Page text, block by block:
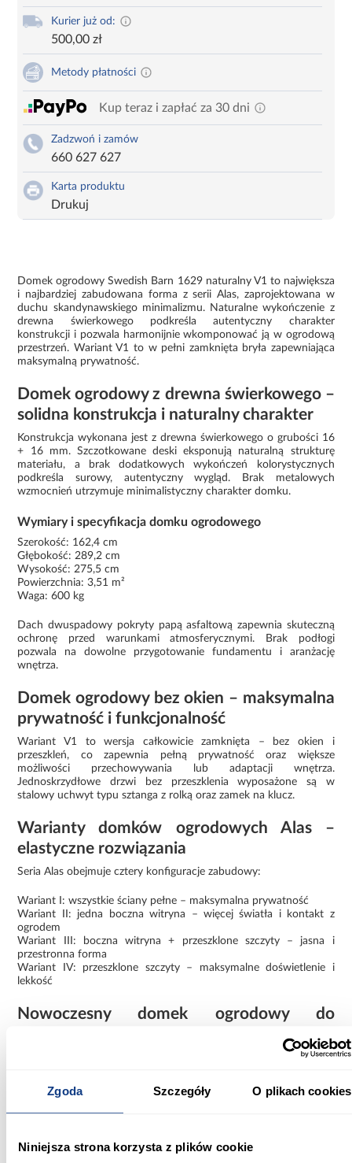
Zgoda Szczegóły O plikach cookies
Niniejsza strona korzysta z plików cookie
Kurier już od:
500,00 zł
Metody płatności
Kup teraz i zapłać za 30 dni
Zadzwoń i zamów
660 627 627
Karta produktu
Drukuj
Domek ogrodowy Swedish Barn 1629 naturalny V1 to największa
i najbardziej zabudowana forma z serii Alas, zaprojektowana w
duchu skandynawskiego minimalizmu. Naturalne wykończenie z
drewna świerkowego podkreśla autentyczny charakter
konstrukcji i pozwala harmonijnie wkomponować ją w ogrodową
przestrzeń. Wariant V1 to w pełni zamknięta bryła zapewniająca
maksymalną prywatność.
Domek ogrodowy z drewna świerkowego –
solidna konstrukcja i naturalny charakter
Konstrukcja wykonana jest z drewna świerkowego o grubości 16
+ 16 mm. Szczotkowane deski eksponują naturalną strukturę
materiału, a brak dodatkowych wykończeń kolorystycznych
podkreśla surowy, autentyczny wygląd. Brak metalowych
wzmocnień utrzymuje minimalistyczny charakter domku.
Wymiary i specyfikacja domku ogrodowego
Szerokość: 162,4 cm
Głębokość: 289,2 cm
Wysokość: 275,5 cm
Powierzchnia: 3,51 m²
Waga: 600 kg
Dach dwuspadowy pokryty papą asfaltową zapewnia skuteczną
ochronę przed warunkami atmosferycznymi. Brak podłogi
pozwala na dowolne przygotowanie fundamentu i aranżację
wnętrza.
Domek ogrodowy bez okien – maksymalna
prywatność i funkcjonalność
Wariant V1 to wersja całkowicie zamknięta – bez okien i
przeszkleń, co zapewnia pełną prywatność oraz większe
możliwości przechowywania lub adaptacji wnętrza.
Jednoskrzydłowe drzwi bez przeszklenia wyposażone są w
stalowy uchwyt typu sztanga z rolką oraz zamek na klucz.
Warianty domków ogrodowych Alas –
elastyczne rozwiązania
Seria Alas obejmuje cztery konfiguracje zabudowy:
Wariant I: wszystkie ściany pełne – maksymalna prywatność
Wariant II: jedna boczna witryna – więcej światła i kontakt z
ogrodem
Wariant III: boczna witryna + przeszklone szczyty – jasna i
przestronna forma
Wariant IV: przeszklone szczyty – maksymalne doświetlenie i
lekkość
Nowoczesny domek ogrodowy do
Domek ogrodowy Swedish Barn 1629 naturalny V1 to
funkcjonalnej przestrzeni ogrodowej w naturalnym,
skandynawskim stylu.